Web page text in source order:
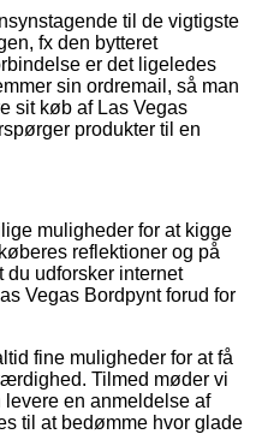
til de vigtigste
fx den bytteret
er det ligeledes
sin ordremail, så man
sit køb af Las Vegas
produkter til en
muligheder for at kigge
reflektioner og på
udforsker internet
Vegas Bordpynt forud for
fine muligheder for at få
Tilmed møder vi
en anmeldelse af
til at bedømme hvor glade